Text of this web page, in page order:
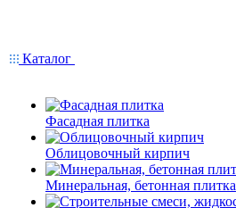
Каталог
Фасадная плитка
Облицовочный кирпич
Минеральная, бетонная плитка